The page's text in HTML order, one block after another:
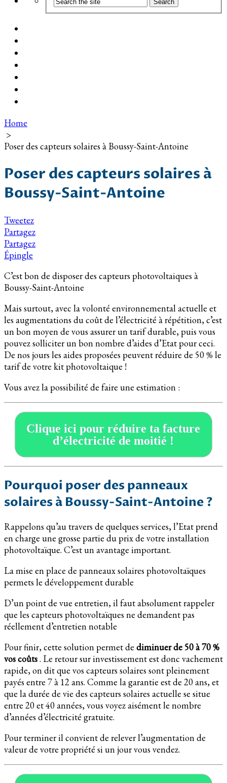
Home
>
Poser des capteurs solaires à Boussy-Saint-Antoine
Poser des capteurs solaires à
Boussy-Saint-Antoine
Tweetez
Partagez
Partagez
Épingle
C’est bon de disposer des capteurs photovoltaiques à
Boussy-Saint-Antoine
Mais surtout, avec la volonté environnemental actuelle et
les augmentations du coût de l’électricité à répétition, c’est
un bon moyen de vous assurer un tarif durable, puis vous
pouvez solliciter un bon nombre d’aides d’Etat pour ceci.
De nos jours les aides proposées peuvent réduire de 50 % le
tarif de votre kit photovoltaique !
Vous avez la possibilité de faire une estimation :
Clique ici pour réduire ta facture
d’électricité de moitié !
Pourquoi poser des panneaux
solaires à Boussy-Saint-Antoine ?
Rappelons qu’au travers de quelques services, l’Etat prend
en charge une grosse partie du prix de votre installation
photovoltaïque. C’est un avantage important.
La mise en place de panneaux solaires photovoltaïques
permets le développement durable
D’un point de vue entretien, il faut absolument rappeler
que les capteurs photovoltaïques ne demandent pas
réellement d’entretien notable
Pour finir, cette solution permet de diminuer de 50 à 70 %
vos coûts. Le retour sur investissement est donc vachement
rapide, on dit que vos capteurs solaires sont pleinement
payés entre 7 à 12 ans. Comme la garantie est de 20 ans, et
que la durée de vie des capteurs solaires actuelle se situe
entre 20 et 40 années, vous voyez aisément le nombre
d’années d’électricité gratuite.
Pour terminer il convient de relever l’augmentation de
valeur de votre propriété si un jour vous vendez.